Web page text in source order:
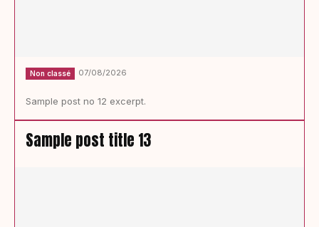
Non classé 07/08/2026
Sample post no 12 excerpt.
Sample post title 13